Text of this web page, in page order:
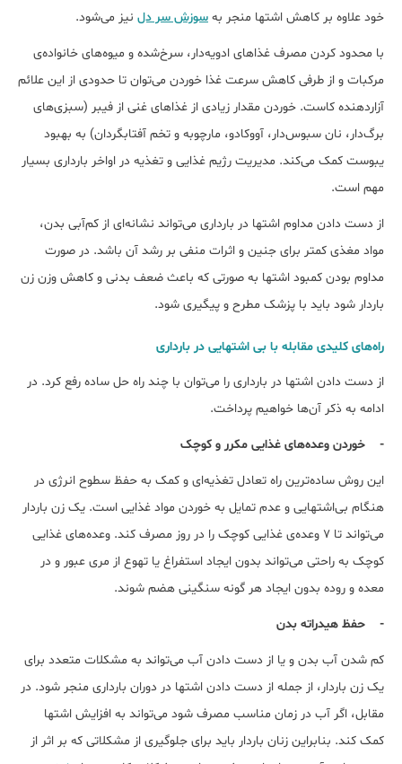
خود علاوه بر کاهش اشتها منجر به سوزش سر دل نیز می‌شود.
با محدود کردن مصرف غذاهای ادویه‌دار، سرخ‌شده و میوه‌های خانواده‌ی
مرکبات و از طرفی کاهش سرعت غذا خوردن می‌توان تا حدودی از این علائم
آزاردهنده کاست. خوردن مقدار زیادی از غذاهای غنی از فیبر (سبزی‌های
برگ‌دار، نان سبوس‌دار، آووکادو، مارچوبه و تخم آفتابگردان) به بهبود
یبوست کمک می‌کند. مدیریت رژیم غذایی و تغذیه در اواخر بارداری بسیار
مهم است.
از دست دادن مداوم اشتها در بارداری می‌تواند نشانه‌ای از کم‌آبی بدن،
مواد مغذی کمتر برای جنین و اثرات منفی بر رشد آن باشد. در صورت
مداوم بودن کمبود اشتها به صورتی که باعث ضعف بدنی و کاهش وزن زن
باردار شود باید با پزشک مطرح و پیگیری شود.
راه‌های کلیدی مقابله با بی اشتهایی در بارداری
از دست دادن اشتها در بارداری را می‌توان با چند راه حل ساده رفع کرد. در
ادامه به ذکر آن‌ها خواهیم پرداخت.
- خوردن وعده‌های غذایی مکرر و کوچک
این روش ساده‌ترین راه تعادل تغذیه‌ای و کمک به حفظ سطوح انرژی در
هنگام بی‌اشتهایی و عدم تمایل به خوردن مواد غذایی است. یک زن باردار
می‌تواند تا 7 وعده‌ی غذایی کوچک را در روز مصرف کند. وعده‌های غذایی
کوچک به راحتی می‌تواند بدون ایجاد استفراغ یا تهوع از مری عبور و در
معده و روده بدون ایجاد هر گونه سنگینی هضم شوند.
- حفظ هیدراته بدن
کم شدن آب بدن و یا از دست دادن آب می‌تواند به مشکلات متعدد برای
یک زن باردار، از جمله از دست دادن اشتها در دوران بارداری منجر شود. در
مقابل، اگر آب در زمان مناسب مصرف شود می‌تواند به افزایش اشتها
کمک کند. بنابراین زنان باردار باید برای جلوگیری از مشکلاتی که بر اثر از